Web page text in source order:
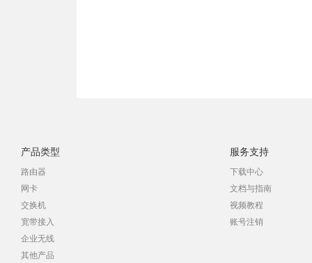
产品类型
路由器
网卡
交换机
宽带接入
企业无线
其他产品
服务支持
下载中心
文档与指南
视频教程
账号注销